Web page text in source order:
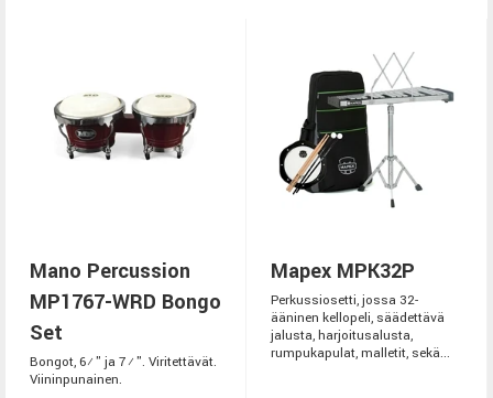
Mano Percussion
MP1767-WRD Bongo
Set
Bongot, 6½" ja 7½". Viritettävät.
Viininpunainen.
Mapex MPK32P
Perkussiosetti, jossa 32-
ääninen kellopeli, säädettävä
jalusta, harjoitusalusta,
rumpukapulat, malletit, sekä...